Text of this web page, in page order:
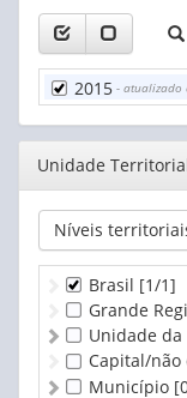
2015 -
Editor
Unidade
Níveis
Brasil [1/1]
Grande
Unidade da
Capital/não
Município